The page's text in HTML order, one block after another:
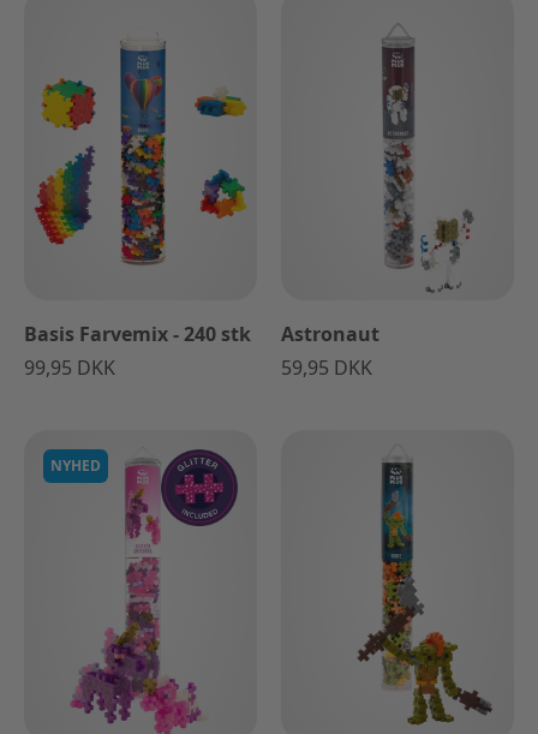
Basis Farvemix - 240 stk
99,95 DKK
Astronaut
59,95 DKK
NYHED